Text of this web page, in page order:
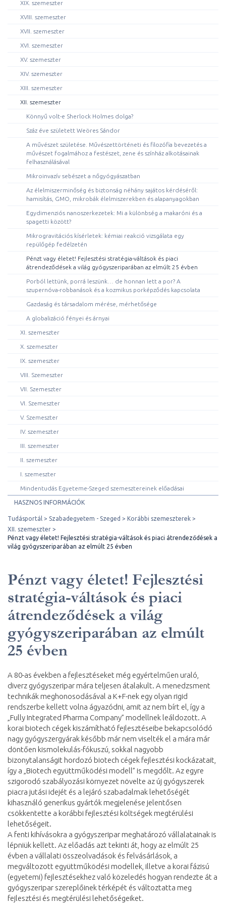
XIX. szemeszter
XVIII. szemeszter
XVII. szemeszter
XVI. szemeszter
XV. szemeszter
XIV. szemeszter
XIII. szemeszter
XII. szemeszter
Könnyű volt-e Sherlock Holmes dolga?
Száz éve született Weöres Sándor
A művészet születése. Művészettörténeti és filozófia bevezetés a
művészet fogalmához a festészet, zene és színház alkotásainak
felhasználásával
Mikroinvazív sebészet a nőgyógyászatban
Az élelmiszerminőség és biztonság néhány sajátos kérdéséről:
hamisítás, GMO, mikrobák élelmiszerekben és alapanyagokban
Egydimenziós nanoszerkezetek: Mi a különbség a makaróni és a
spagetti között?
Mikrogravitációs kísérletek: kémiai reakció vizsgálata egy
repülőgép fedélzetén
Pénzt vagy életet! Fejlesztési stratégia-váltások és piaci
átrendeződések a világ gyógyszeriparában az elmúlt 25 évben
Porból lettünk, porrá leszünk… de honnan lett a por? A
szupernóva-robbanások és a kozmikus porképződés kapcsolata
Gazdaság és társadalom mérése, mérhetősége
A globalizáció fényei és árnyai
XI. szemeszter
X. szemeszter
IX. szemeszter
VIII. Szemeszter
VII. Szemeszter
VI. Szemeszter
V. Szemeszter
IV. szemeszter
III. szemeszter
II. szemeszter
I. szemeszter
Mindentudás Egyeteme-Szeged szemesztereinek előadásai
HASZNOS INFORMÁCIÓK
Tudásportál Szabadegyetem - Szeged
Korábbi szemeszterek
XII. szemeszter
Pénzt vagy életet! Fejlesztési stratégia-váltások és piaci átrendeződések a
világ gyógyszeriparában az elmúlt 25 évben
Pénzt vagy életet! Fejlesztési
stratégia-váltások és piaci
átrendeződések a világ
gyógyszeriparában az elmúlt
25 évben
A 80-as években a fejlesztéseket még egyértelműen uraló,
diverz gyógyszeripar mára teljesen átalakult. A menedzsment
technikák meghonosodásával a K+F-nek egy olyan rigid
rendszerbe kellett volna ágyazódni, amit az nem bírt el, így a
„Fully Integrated Pharma Company” modellnek leáldozott. A
korai biotech cégek kiszámítható fejlesztéseibe bekapcsolódó
nagy gyógyszergyárak később már nem viselték el a mára már
döntően kismolekulás-fókuszú, sokkal nagyobb
bizonytalanságit hordozó biotech cégek fejlesztési kockázatait,
így a „Biotech együttműködési modell” is megdőlt. Az egyre
szigorodó szabályozási környezet növelte az új gyógyszerek
piacra jutási idejét és a lejáró szabadalmak lehetőségét
kihasználó generikus gyártók megjelenése jelentősen
csökkentette a korábbi fejlesztési költségek megtérülési
lehetőségeit.
A fenti kihívásokra a gyógyszeripar meghatározó vállalatainak is
lépniük kellett. Az előadás azt tekinti át, hogy az elmúlt 25
évben a vállalati összeolvadások és felvásárlások, a
megváltozott együttműködési modellek, illetve a korai fázisú
(egyetemi) fejlesztésekhez való közeledés hogyan rendezte át a
gyógyszeripar szereplőinek térképét és változtatta meg
fejlesztési és megtérülési lehetőségeiket.